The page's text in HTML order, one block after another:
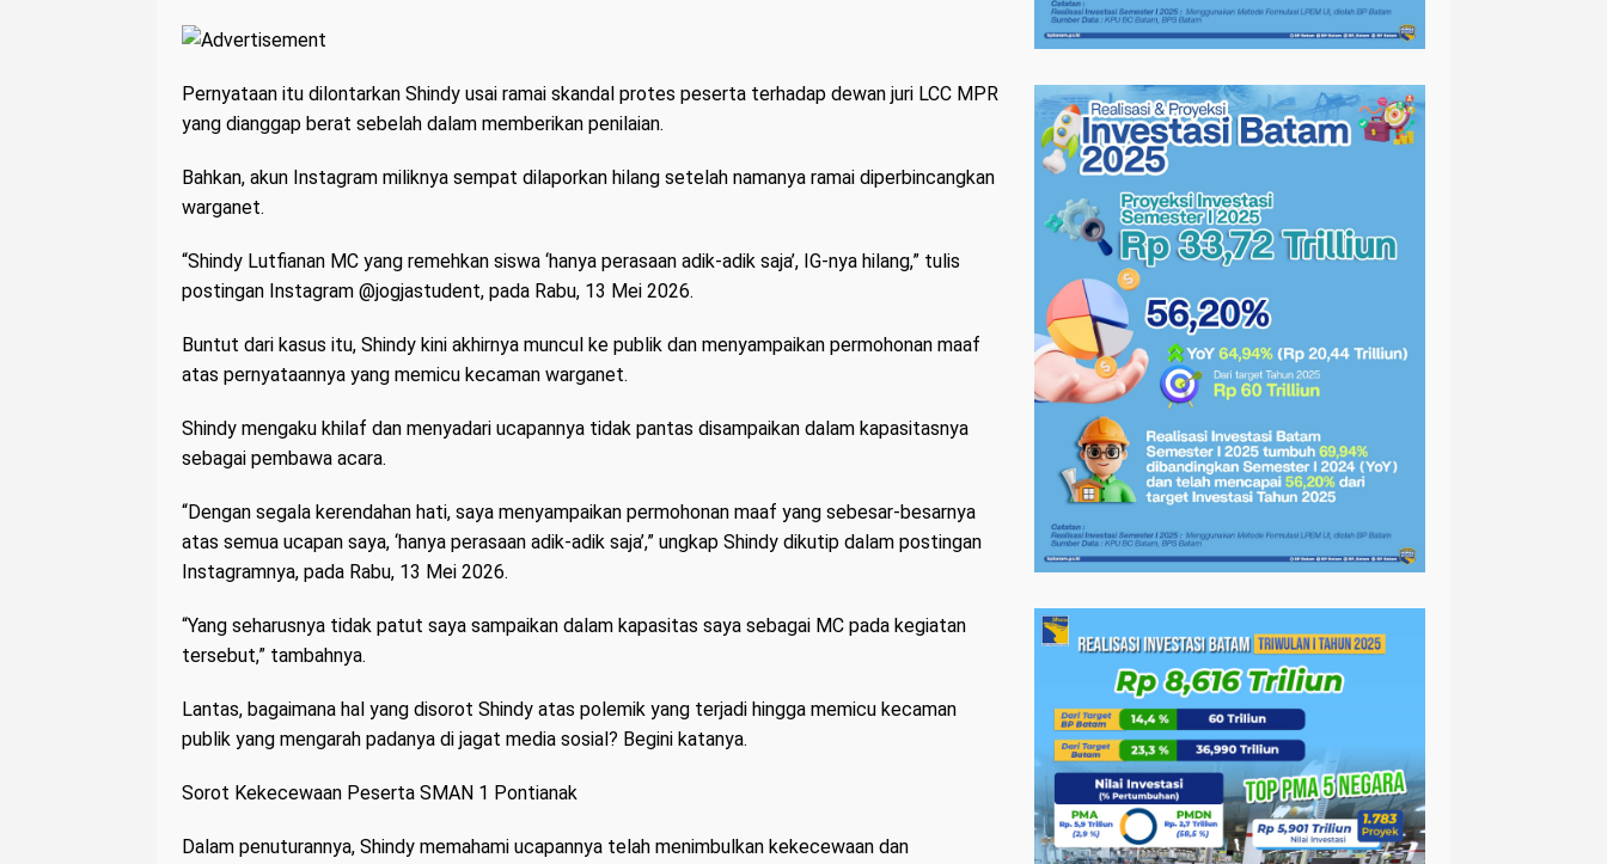
Pernyataan itu dilontarkan Shindy usai ramai skandal protes peserta terhadap dewan juri LCC MPR
yang dianggap berat sebelah dalam memberikan penilaian.
Bahkan, akun Instagram miliknya sempat dilaporkan hilang setelah namanya ramai diperbincangkan
warganet.
“Shindy Lutfianan MC yang remehkan siswa ‘hanya perasaan adik-adik saja’, IG-nya hilang,” tulis
postingan Instagram @jogjastudent, pada Rabu, 13 Mei 2026.
Buntut dari kasus itu, Shindy kini akhirnya muncul ke publik dan menyampaikan permohonan maaf
atas pernyataannya yang memicu kecaman warganet.
Shindy mengaku khilaf dan menyadari ucapannya tidak pantas disampaikan dalam kapasitasnya
sebagai pembawa acara.
“Dengan segala kerendahan hati, saya menyampaikan permohonan maaf yang sebesar-besarnya
atas semua ucapan saya, ‘hanya perasaan adik-adik saja’,” ungkap Shindy dikutip dalam postingan
Instagramnya, pada Rabu, 13 Mei 2026.
“Yang seharusnya tidak patut saya sampaikan dalam kapasitas saya sebagai MC pada kegiatan
tersebut,” tambahnya.
Lantas, bagaimana hal yang disorot Shindy atas polemik yang terjadi hingga memicu kecaman
publik yang mengarah padanya di jagat media sosial? Begini katanya.
Sorot Kekecewaan Peserta SMAN 1 Pontianak
Dalam penuturannya, Shindy memahami ucapannya telah menimbulkan kekecewaan dan